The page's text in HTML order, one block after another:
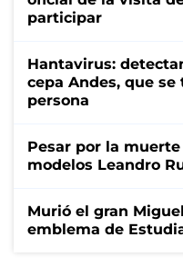
participar
Hantavirus:
cepa Andes, que
persona
Pesar por la
modelos Leandro
Murió el gran
emblema de